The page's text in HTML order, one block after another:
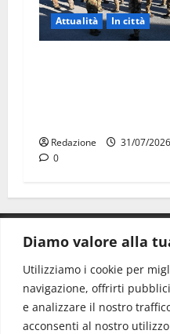
Diamo valore alla
Utilizziamo i cookie per
navigazione, offrirti
e analizzare il nostro
acconsenti al nostro
Attualità In città
Redazione
31/07/2026
0
CONTATTI.
Redazione:
Direttore: